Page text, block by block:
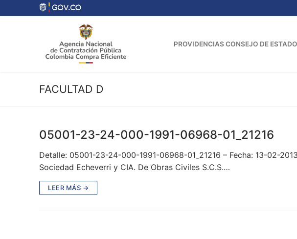
al
PROVIDENCIAS CONSEJO DE ESTADO
FACULTAD D
05001-23-24-000-1991-06968-01_21216
Detalle: 05001-23-24-000-1991-06968-01_21216 – Fecha: 13-02-
Sociedad Echeverri y CIA. De Obras Civiles S.C.S.…
LEER MÁS →